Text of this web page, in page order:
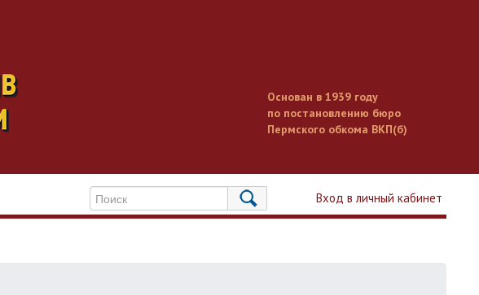
Основан в 1939 году
по постановлению бюро
Пермского обкома ВКП(б)
Вход в личный кабинет